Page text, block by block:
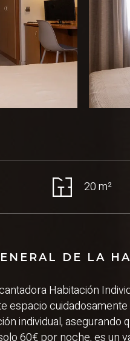
20 m²
DE LA
Habitación
espacio
individual, asegurando
60€ por noche, es un